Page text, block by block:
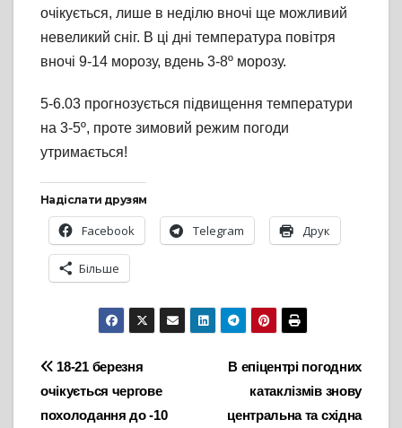
очікується, лише в неділю вночі ще можливий
невеликий сніг. В ці дні температура повітря
вночі 9-14 морозу, вдень 3-8º морозу.
5-6.03 прогнозується підвищення температури
на 3-5º, проте зимовий режим погоди
утримається!
Надіслати друзям
Facebook Telegram Друк
Більше
Навігація
записів
В епіцентрі погодних
катаклізмів знову
центральна та східна
18-21 березня
очікується чергове
похолодання до -10